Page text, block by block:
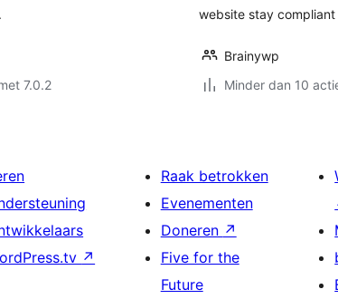
7.0.2
website stay
Brainywp
Minder dan 10
↗
Raak betrokken
Evenementen
Doneren ↗
Five for the
Future